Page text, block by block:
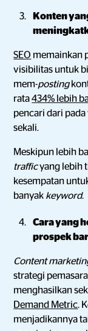
Konten
SEO memainkan
visibilitas untuk
mem-posting
rata434% lebih
pencari dari
sekali.
Meskipun lebih
trafficyang lebih
kesempatan
banyak keyword.
Cara yang
prospek
Content
strategi
menghasilkan
Demand Metric.
menjadikannya